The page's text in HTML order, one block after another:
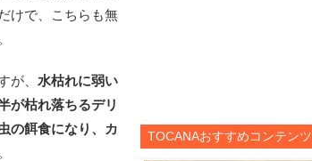
けで、こちらも無
が、 水枯れに弱い
が枯れ落ちるデリ
の餌食になり、カ
TOCANAおすすめコンテンツ